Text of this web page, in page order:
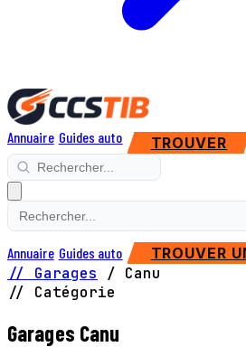
Annuaire Guides auto TROUVER
Annuaire Guides auto TROUVER
// Garages / Canu
// Catégorie
Garages Canu